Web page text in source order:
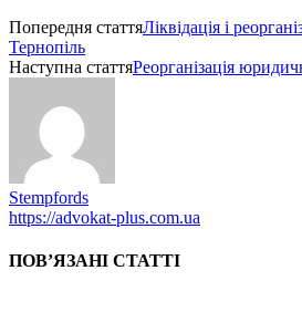
Попередня статтяЛіквідація і
Тернопіль
Наступна статтяРеорганізація
Stempfords
https://advokat-plus.com.ua
ПОВ’ЯЗАНІ СТАТТІ